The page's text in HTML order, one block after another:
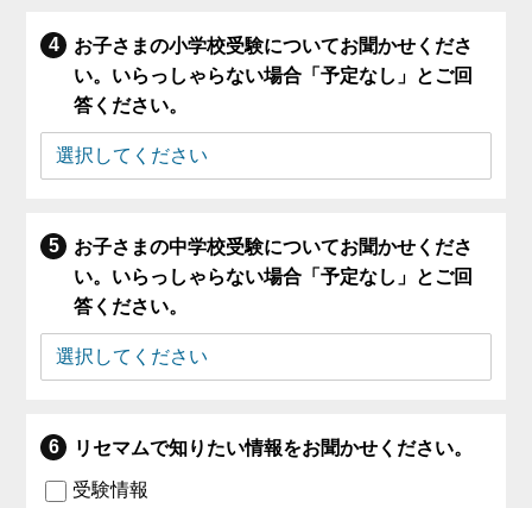
お子さまの小学校受験についてお聞かせくださ
い。いらっしゃらない場合「予定なし」とご回
答ください。
お子さまの中学校受験についてお聞かせくださ
い。いらっしゃらない場合「予定なし」とご回
答ください。
リセマムで知りたい情報をお聞かせください。
受験情報